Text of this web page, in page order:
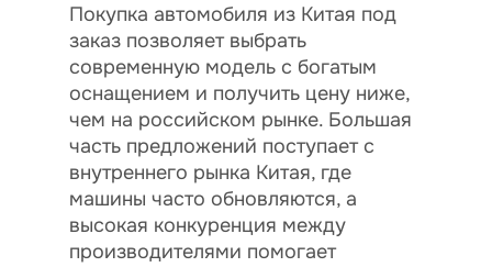
Покупка автомобиля из Китая под
заказ позволяет выбрать
современную модель с богатым
оснащением и получить цену ниже,
чем на российском рынке. Большая
часть предложений поступает с
внутреннего рынка Китая, где
машины часто обновляются, а
высокая конкуренция между
производителями помогает